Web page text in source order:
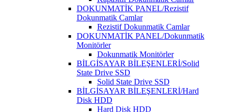
DOKUNMATİK PANEL/Rezistif
Dokunmatik Camlar
Rezistif Dokunmatik Camlar
DOKUNMATİK PANEL/Dokunmatik
Monitörler
Dokunmatik Monitörler
BİLGİSAYAR BİLEŞENLERİ/Solid
State Drive SSD
Solid State Drive SSD
BİLGİSAYAR BİLEŞENLERİ/Hard
Disk HDD
Hard Disk HDD